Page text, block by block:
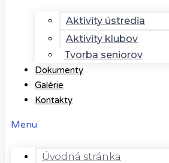
Aktivity ústredia
Aktivity klubov
Tvorba seniorov
Dokumenty
Galérie
Kontakty
Menu
Úvodná stránka